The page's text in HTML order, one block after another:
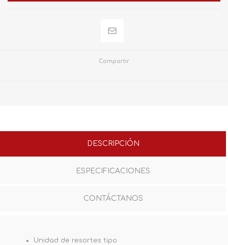
Compartir
DESCRIPCIÓN
ESPECIFICACIONES
CONTÁCTANOS
Unidad de resortes tipo